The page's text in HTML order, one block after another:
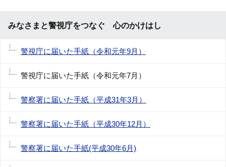
みなさまと警視庁をつなぐ 心のかけはし
警視庁に届いた手紙（令和元年9月）
警視庁に届いた手紙（令和元年7月）
警察署に届いた手紙（平成31年3月）
警察署に届いた手紙（平成30年12月）
警察署に届いた手紙(平成30年6月)